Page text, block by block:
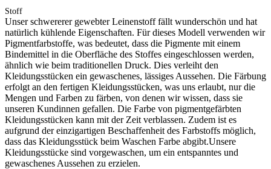
Stoff
Unser schwererer gewebter Leinenstoff fällt wunderschön und hat
natürlich kühlende Eigenschaften. Für dieses Modell verwenden wir
Pigmentfarbstoffe, was bedeutet, dass die Pigmente mit einem
Bindemittel in die Oberfläche des Stoffes eingeschlossen werden,
ähnlich wie beim traditionellen Druck. Dies verleiht den
Kleidungsstücken ein gewaschenes, lässiges Aussehen. Die Färbung
erfolgt an den fertigen Kleidungsstücken, was uns erlaubt, nur die
Mengen und Farben zu färben, von denen wir wissen, dass sie
unseren Kundinnen gefallen. Die Farbe von pigmentgefärbten
Kleidungsstücken kann mit der Zeit verblassen. Zudem ist es
aufgrund der einzigartigen Beschaffenheit des Farbstoffs möglich,
dass das Kleidungsstück beim Waschen Farbe abgibt.Unsere
Kleidungsstücke sind vorgewaschen, um ein entspanntes und
gewaschenes Aussehen zu erzielen.